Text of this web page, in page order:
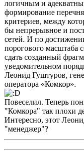
логичным и
формирование
критериев, между
бы непрерывное и
сетей. И по
порогового масштаба
сдать созданный
уведомительном
Леонид Гуштуров,
оператора «Комкор».
Повеселил. Теперь
"Комкора" так плохи
Интересно, этот
"менеджер"?